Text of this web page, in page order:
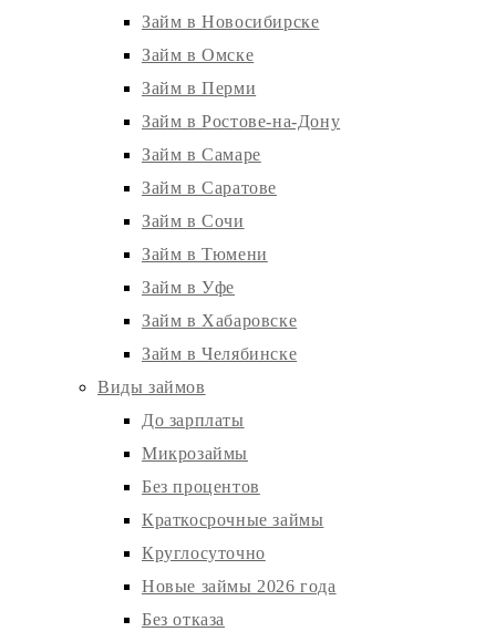
Займ в Новосибирске
Займ в Омске
Займ в Перми
Займ в Ростове-на-Дону
Займ в Самаре
Займ в Саратове
Займ в Сочи
Займ в Тюмени
Займ в Уфе
Займ в Хабаровске
Займ в Челябинске
Виды займов
До зарплаты
Микрозаймы
Без процентов
Краткосрочные займы
Круглосуточно
Новые займы 2026 года
Без отказа